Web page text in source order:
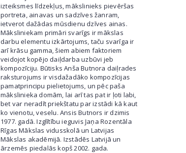
izteiksmes līdzekļus, mākslinieks pievēršas
portreta, ainavas un sadzīves žanram,
ietverot dažādas mūsdienu dzīves ainas.
Māksliniekam primāri svarīgs ir mākslas
darbu elementu izkārtojums, taču svarīga ir
arī krāsu gamma, šiem abiem faktoriem
veidojot kopējo daiļdarba uzbūvi jeb
kompozīciju. Būtisks Anša Butnora daiļrades
raksturojums ir visdažadāko kompozīcijas
pamatprincipu pielietojums, un pēc paša
mākslinieka domām, lai arī tas pat ir ļoti labi,
bet var neradīt priekštatu par izstādi kā kaut
ko vienotu, veselu. Ansis Butnors ir dzimis
1977. gadā. Izglītību ieguvis Jaņa Rozentāla
Rīgas Mākslas vidusskolā un Latvijas
Mākslas akadēmijā. Izstādēs Latvijā un
ārzemēs piedalās kopš 2002. gada.